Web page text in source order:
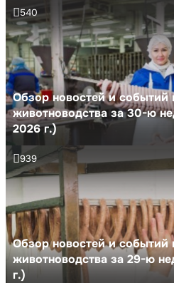
Обзор новостей и событий
животноводства за 30-ю
2026 г.)
540
Обзор новостей и событий
животноводства за 29-ю
г.)
939